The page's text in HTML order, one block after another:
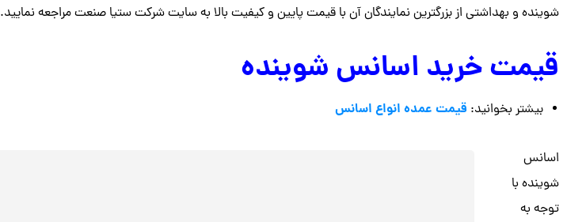
شوینده و بهداشتی از بزرگترین نمایندگان آن با قیمت پایین و کیفیت بالا به سایت شرکت ستیا صنعت مراجعه نمایید.
قیمت خرید اسانس شوینده
بیشتر بخوانید: قیمت عمده انواع اسانس
اسانس
شوینده با
توجه به